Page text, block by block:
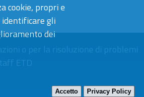
cookie, propri e
gli
dei
Accetto Privacy Policy
o per la risoluzione di problemi
ETD